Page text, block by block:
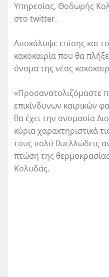
Υπηρεσίας, Θοδωρής
στο twitter.
Αποκάλυψε επίσης και
κακοκαιρία που θα
όνομα της νέας
«Προσανατολιζόμαστε
επικίνδυνων καιρικών
θα έχει την ονομασία
κύρια χαρακτηριστικά
τους πολύ θυελλώδεις
πτώση της
Κολυδάς.